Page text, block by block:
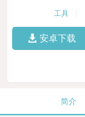
工具
安卓下载
简介